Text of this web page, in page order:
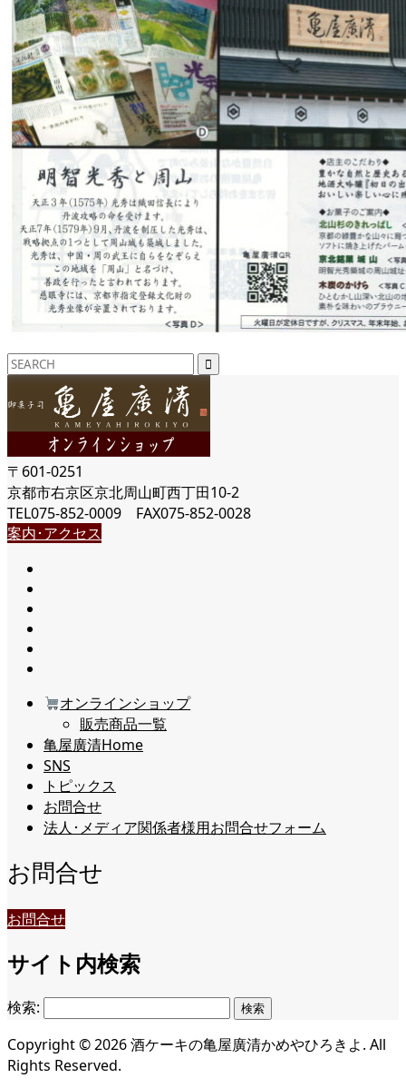
〒601-0251
京都市右京区京北周山町西丁田10-2
TEL075-852-0009 FAX075-852-0028
案内･アクセス
オンラインショップ
販売商品一覧
亀屋廣清Home
SNS
トピックス
お問合せ
法人･メディア関係者様用お問合せフォーム
お問合せ
お問合せ
サイト内検索
検索:
Copyright ©2026酒ケーキの亀屋廣清かめやひろきよ. All
Rights Reserved.